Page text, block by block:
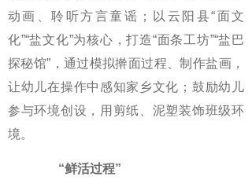
动画、聆听方言童谣；以云阳县“面文
化”“盐文化”为核心，打造“面条工坊”“盐巴
探秘馆”，通过模拟擀面过程、制作盐画，
让幼儿在操作中感知家乡文化；鼓励幼儿
参与环境创设，用剪纸、泥塑装饰班级环
境。
“鲜活过程”